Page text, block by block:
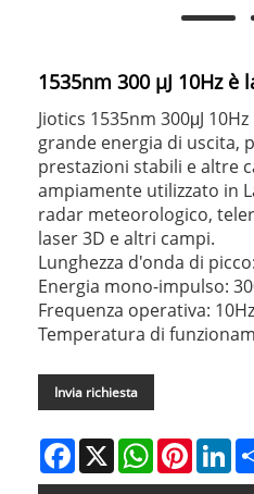
1535nm 300 µJ 10Hz è
Jiotics 1535nm 300μJ
grande energia di uscita,
prestazioni stabili e altre
ampiamente utilizzato in
radar meteorologico,
laser 3D e altri campi.
Lunghezza d'onda di
Energia mono-impulso:
Frequenza operativa: 10Hz
Temperatura di
Invia richiesta
Facebook
X WhatsApp